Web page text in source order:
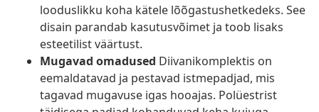
looduslikku koha kätele lõõgastushetkedeks. See
disain parandab kasutusvõimet ja toob lisaks
esteetilist väärtust.
Mugavad omadused Diivanikomplektis on
eemaldatavad ja pestavad istmepadjad, mis
tagavad mugavuse igas hooajas. Polüestrist